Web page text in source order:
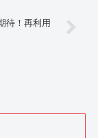
待！再利用